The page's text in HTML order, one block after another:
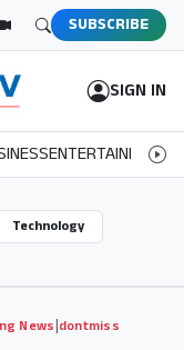
SUBSCRIBE
SIGN IN
ENTERTAINMENT
Technology
News|dontmiss